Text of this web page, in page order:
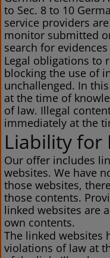
to Sec. 8 to 10
service providers
monitor submitted
search for
Legal obligations to
blocking the use of
unchallenged. In
at the time of
of law. Illegal
immediately at the
Liability for
Our offer includes
websites. We have
those websites,
those contents.
linked websites are
own contents.
The linked websites
violations of law at